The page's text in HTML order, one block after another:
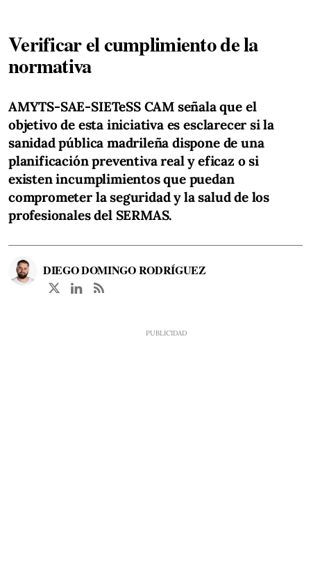
Verificar el cumplimiento de la
normativa
AMYTS-SAE-SIETeSS CAM señala que el
objetivo de esta iniciativa es esclarecer si la
sanidad pública madrileña dispone de una
planificación preventiva real y eficaz o si
existen incumplimientos que puedan
comprometer la seguridad y la salud de los
profesionales del SERMAS.
DIEGO DOMINGO RODRÍGUEZ